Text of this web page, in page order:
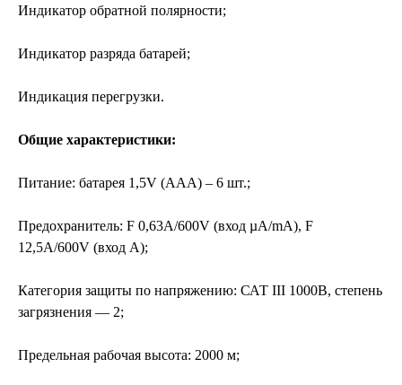
Индикатор обратной полярности;
Индикатор разряда батарей;
Индикация перегрузки.
Общие характеристики:
Питание: батарея 1,5V (ААА) – 6 шт.;
Предохранитель: F 0,63А/600V (вход µА/mА), F
12,5А/600V (вход А);
Категория защиты по напряжению: САТ III 1000В, степень
загрязнения — 2;
Предельная рабочая высота: 2000 м;